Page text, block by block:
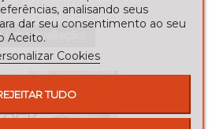
avaliação!
analisando seus
dar seu consentimento ao seu
Aceito.
Cookies
TUDO